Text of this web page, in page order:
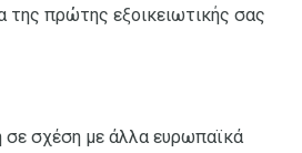
της πρώτης εξοικειωτικής σας
σε σχέση με άλλα ευρωπαϊκά